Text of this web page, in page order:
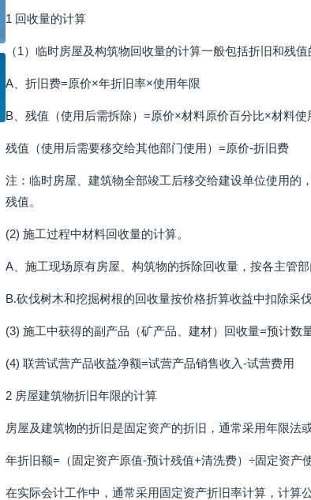
1 回收量的计算
（1）临时房屋及构筑物回收量的计算一般包括折旧和残值
A、折旧费=原价×年折旧率×使用年限
B、残值（使用后需拆除）=原价×材料原价百分比×材料
残值（使用后需要移交给其他部门使用）=原价-折旧费
注：临时房屋、建筑物全部竣工后移交给建设单位使用的
残值。
(2) 施工过程中材料回收量的计算。
A、施工现场原有房屋、构筑物的拆除回收量，按各主管
B.砍伐树木和挖掘树根的回收量按价格折算收益中扣除采
(3) 施工中获得的副产品（矿产品、建材）回收量=预计数
(4) 联营试营产品收益净额=试营产品销售收入-试营费用
2 房屋建筑物折旧年限的计算
房屋及建筑物的折旧是固定资产的折旧，通常采用年限法
年折旧额=（固定资产原值-预计残值+清洗费）÷固定资产
在实际会计工作中，通常采用固定资产折旧率计算，计算